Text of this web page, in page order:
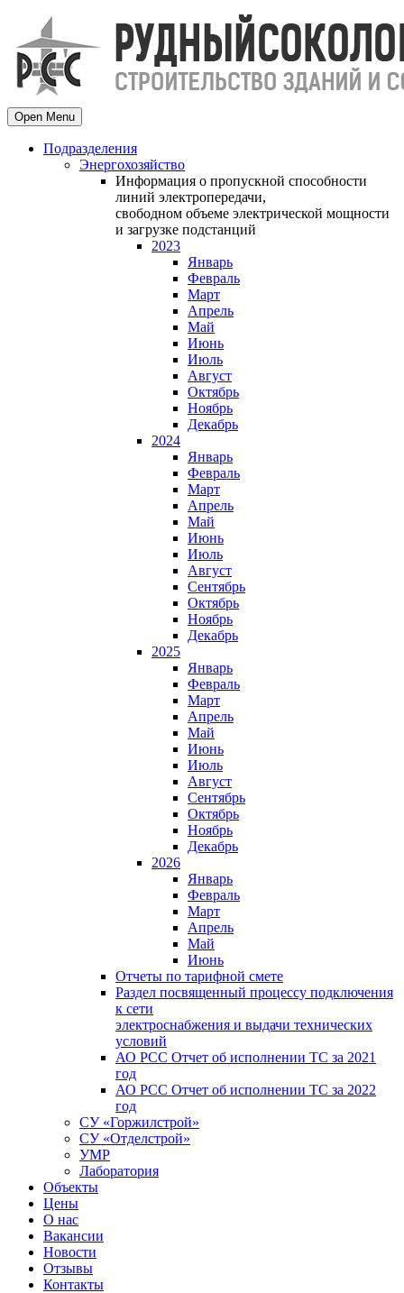
Open Menu
Подразделения
Энергохозяйство
Информация о пропускной способности
линий электропередачи,
свободном объеме электрической мощности
и загрузке подстанций
2023
Январь
Февраль
Март
Апрель
Май
Июнь
Июль
Август
Октябрь
Ноябрь
Декабрь
2024
Январь
Февраль
Март
Апрель
Май
Июнь
Июль
Август
Сентябрь
Октябрь
Ноябрь
Декабрь
2025
Январь
Февраль
Март
Апрель
Май
Июнь
Июль
Август
Сентябрь
Октябрь
Ноябрь
Декабрь
2026
Январь
Февраль
Март
Апрель
Май
Июнь
Отчеты по тарифной смете
Раздел посвященный процессу подключения
к сети
электроснабжения и выдачи технических
условий
АО РСС Отчет об исполнении ТС за 2021
год
АО РСС Отчет об исполнении ТС за 2022
год
СУ «Горжилстрой»
СУ «Отделстрой»
УМР
Лаборатория
Объекты
Цены
О нас
Вакансии
Новости
Отзывы
Контакты